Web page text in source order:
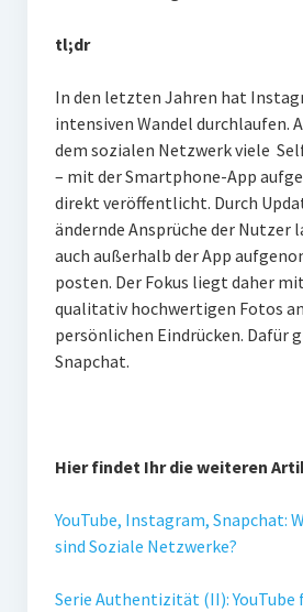
tl;dr
In den letzten Jahren hat
intensiven Wandel durchlaufen.
dem sozialen Netzwerk viele
– mit der Smartphone-App
direkt veröffentlicht. Durch
ändernde Ansprüche der Nutzer
auch außerhalb der App
posten. Der Fokus liegt daher
qualitativ hochwertigen Fotos
persönlichen Eindrücken. Dafür
Snapchat.
Hier findet Ihr die weiteren
YouTube, Instagram, Snapchat:
sind Soziale Netzwerke?
Serie Authentizität (II):